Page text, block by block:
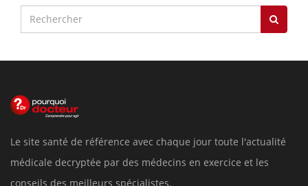
Le site santé de référence avec chaque jour toute l'actualité
médicale decryptée par des médecins en exercice et les
conseils des meilleurs spécialistes.